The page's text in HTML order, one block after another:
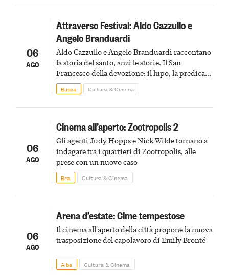
06
AGO
Attraverso Festival: Aldo Cazzullo e
Angelo Branduardi
Aldo Cazzullo e Angelo Branduardi raccontano
la storia del santo, anzi le storie. Il San
Francesco della devozione: il lupo, la predica
agli uccelli, le stimmate
Busca Cultura & Cinema
06
AGO
Cinema all’aperto: Zootropolis 2
Gli agenti Judy Hopps e Nick Wilde tornano a
indagare tra i quartieri di Zootropolis, alle
prese con un nuovo caso
Bra Cultura & Cinema
06
AGO
Arena d’estate: Cime tempestose
Il cinema all'aperto della città propone la nuova
trasposizione del capolavoro di Emily Brontë
Alba Cultura & Cinema